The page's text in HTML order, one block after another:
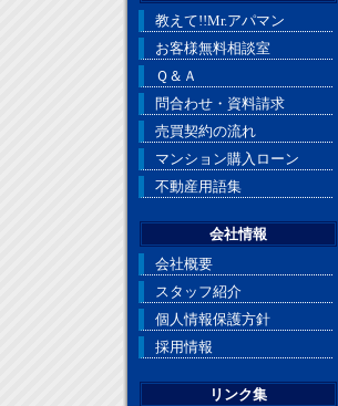
教えて!!Mr.アパマン
お客様無料相談室
Ｑ＆Ａ
問合わせ・資料請求
売買契約の流れ
マンション購入ローン
不動産用語集
会社情報
会社概要
スタッフ紹介
個人情報保護方針
採用情報
リンク集